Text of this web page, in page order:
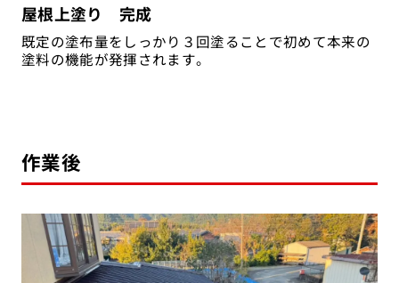
屋根上塗り 完成
既定の塗布量をしっかり３回塗ることで初めて本来の
塗料の機能が発揮されます。
作業後